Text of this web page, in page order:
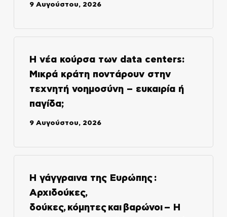
9 Αυγούστου, 2026
Η νέα κούρσα των data centers:
Μικρά κράτη ποντάρουν στην
τεχνητή νοημοσύνη – ευκαιρία ή
παγίδα;
9 Αυγούστου, 2026
Η γάγγραινα της Ευρώπης :
Αρχιδούκες,
δούκες, κόμητες και βαρώνοι – Η